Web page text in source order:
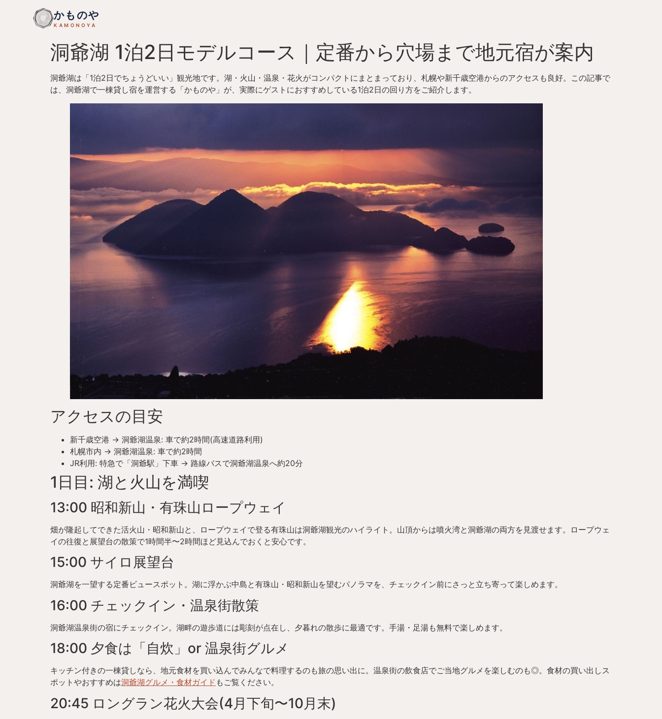
かものや
KAMONOYA
洞爺湖 1泊2日モデルコース｜定番から穴場まで地元宿が案内
洞爺湖は「1泊2日でちょうどいい」観光地です。湖・火山・温泉・花火がコンパクトにまとまっており、札幌や新千歳空港からのアクセスも良好。この記事で
は、洞爺湖で一棟貸し宿を運営する「かものや」が、実際にゲストにおすすめしている1泊2日の回り方をご紹介します。
アクセスの目安
新千歳空港 → 洞爺湖温泉: 車で約2時間(高速道路利用)
札幌市内 → 洞爺湖温泉: 車で約2時間
JR利用: 特急で「洞爺駅」下車 → 路線バスで洞爺湖温泉へ約20分
1日目: 湖と火山を満喫
13:00 昭和新山・有珠山ロープウェイ
畑が隆起してできた活火山・昭和新山と、ロープウェイで登る有珠山は洞爺湖観光のハイライト。山頂からは噴火湾と洞爺湖の両方を見渡せます。ロープウェ
イの往復と展望台の散策で1時間半〜2時間ほど見込んでおくと安心です。
15:00 サイロ展望台
洞爺湖を一望する定番ビュースポット。湖に浮かぶ中島と有珠山・昭和新山を望むパノラマを、チェックイン前にさっと立ち寄って楽しめます。
16:00 チェックイン・温泉街散策
洞爺湖温泉街の宿にチェックイン。湖畔の遊歩道には彫刻が点在し、夕暮れの散歩に最適です。手湯・足湯も無料で楽しめます。
18:00 夕食は「自炊」or 温泉街グルメ
キッチン付きの一棟貸しなら、地元食材を買い込んでみんなで料理するのも旅の思い出に。温泉街の飲食店でご当地グルメを楽しむのも◎。食材の買い出しス
ポットやおすすめは洞爺湖グルメ・食材ガイド もご覧ください。
20:45 ロングラン花火大会(4月下旬〜10月末)